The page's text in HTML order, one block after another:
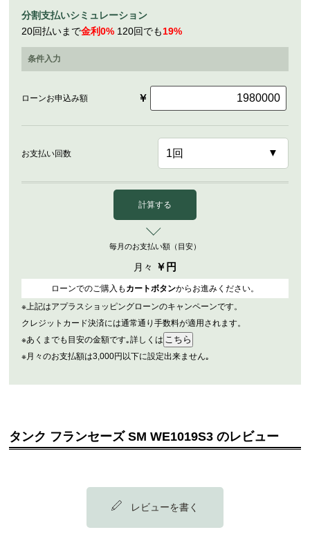
分割支払いシミュレーション
20回払いまで金利0% 120回でも19%
条件入力
ローンお申込み額 ￥
お支払い回数
計算する
毎月のお支払い額（目安）
月々 ￥ 円
ローンでのご購入も カートボタンからお進みください。
※上記はアプラスショッピングローンのキャンペーンです。
クレジットカード決済には通常通り手数料が適用されます。
※あくまでも目安の金額です｡詳しくは
※月々のお支払額は3,000円以下に設定出来ません｡
タンク フランセーズ SM WE1019S3 のレビュー
レビューを書く